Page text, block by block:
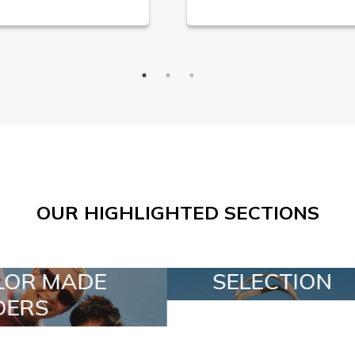
OUR HIGHLIGHTED SECTIONS
SELECTION SPECIAL